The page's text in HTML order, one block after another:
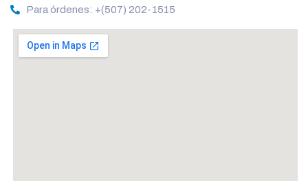
Para órdenes: +(507) 202-1515